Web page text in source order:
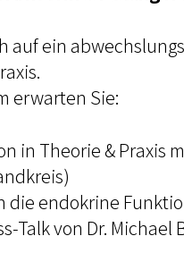
auf ein
erwarten Sie:
in Theorie & Praxis
die endokrine
Talk von Dr.